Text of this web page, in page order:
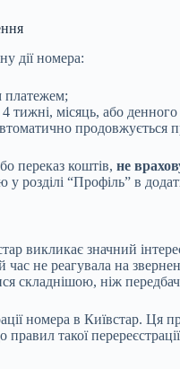
дії номера:
платежем;
тижні, місяць, або денного
продовжується
переказ коштів, не
у розділі “Профіль” в
викликає значний
час не реагувала на
складнішою, ніж
номера в Київстар.
такої